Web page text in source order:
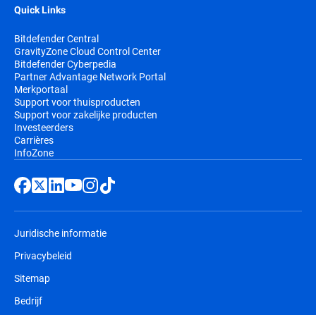
Quick Links
Bitdefender Central
GravityZone Cloud Control Center
Bitdefender Cyberpedia
Partner Advantage Network Portal
Merkportaal
Support voor thuisproducten
Support voor zakelijke producten
Investeerders
Carrières
InfoZone
Juridische informatie
Privacybeleid
Sitemap
Bedrijf